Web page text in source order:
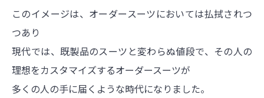
このイメージは、オーダースーツにおいては払拭されつ
つあり
現代では、既製品のスーツと変わらぬ値段で、その人の
理想をカスタマイズするオーダースーツが
多くの人の手に届くような時代になりました。